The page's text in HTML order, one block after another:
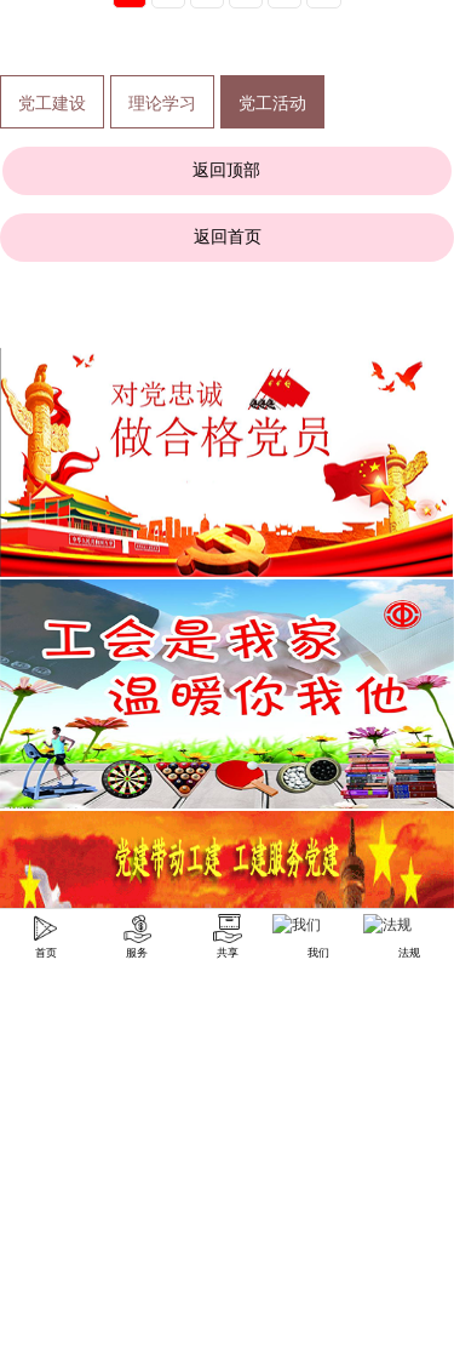
党工建设 理论学习 党工活动
返回顶部
返回首页
首页 服务 共享 我们 法规